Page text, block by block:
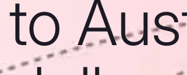
to